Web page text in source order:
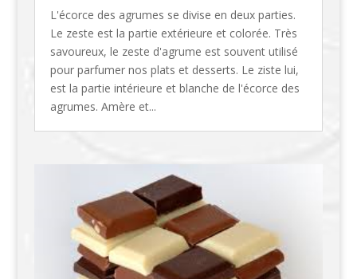
L'écorce des agrumes se divise en deux parties.
Le zeste est la partie extérieure et colorée. Très
savoureux, le zeste d'agrume est souvent utilisé
pour parfumer nos plats et desserts. Le ziste lui,
est la partie intérieure et blanche de l'écorce des
agrumes. Amère et...